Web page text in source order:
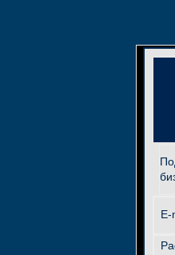
E-